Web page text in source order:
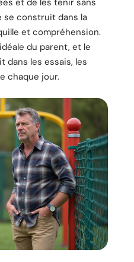
et de les tenir sans
se construit dans la
et compréhension.
du parent, et le
dans les essais, les
chaque jour.